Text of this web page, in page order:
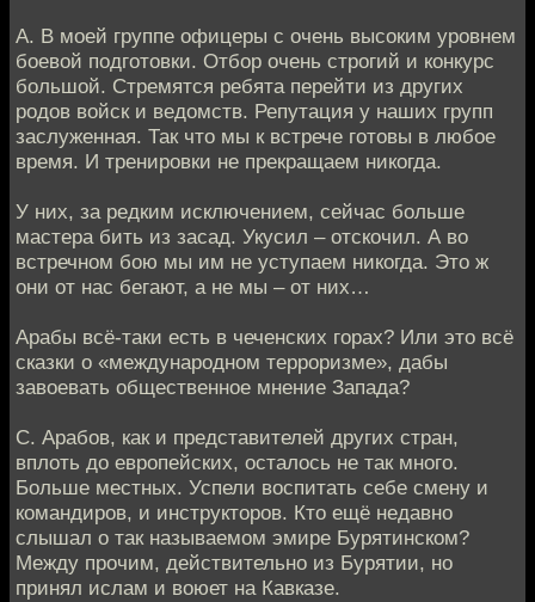
А. В моей группе офицеры с очень высоким уровнем
боевой подготовки. Отбор очень строгий и конкурс
большой. Стремятся ребята перейти из других
родов войск и ведомств. Репутация у наших групп
заслуженная. Так что мы к встрече готовы в любое
время. И тренировки не прекращаем никогда.
У них, за редким исключением, сейчас больше
мастера бить из засад. Укусил – отскочил. А во
встречном бою мы им не уступаем никогда. Это ж
они от нас бегают, а не мы – от них…
Арабы всё-таки есть в чеченских горах? Или это всё
сказки о «международном терроризме», дабы
завоевать общественное мнение Запада?
С. Арабов, как и представителей других стран,
вплоть до европейских, осталось не так много.
Больше местных. Успели воспитать себе смену и
командиров, и инструкторов. Кто ещё недавно
слышал о так называемом эмире Бурятинском?
Между прочим, действительно из Бурятии, но
принял ислам и воюет на Кавказе.